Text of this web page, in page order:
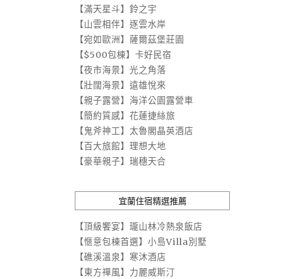
【滿天星斗】鈴之宇
【山雲相伴】逐雲水岸
【宛如歐洲】薩爾茲堡莊園
【$500包棟】卡好民宿
【夜市海景】光之角落
【壯闊海景】遠雄悅來
【親子露營】海洋公園露營車
【簡約質感】花蓮捷絲旅
【鬼斧神工】太魯閣晶英酒店
【百大旅館】理想大地
【豪華親子】瑞穗天合
宜蘭住宿精選推薦
【頂級饗宴】瓏山林冷熱泉飯店
【愜意包棟首選】小島Villa別墅
【礁溪溫泉】寒沐酒店
【東方禪風】力麗威斯汀